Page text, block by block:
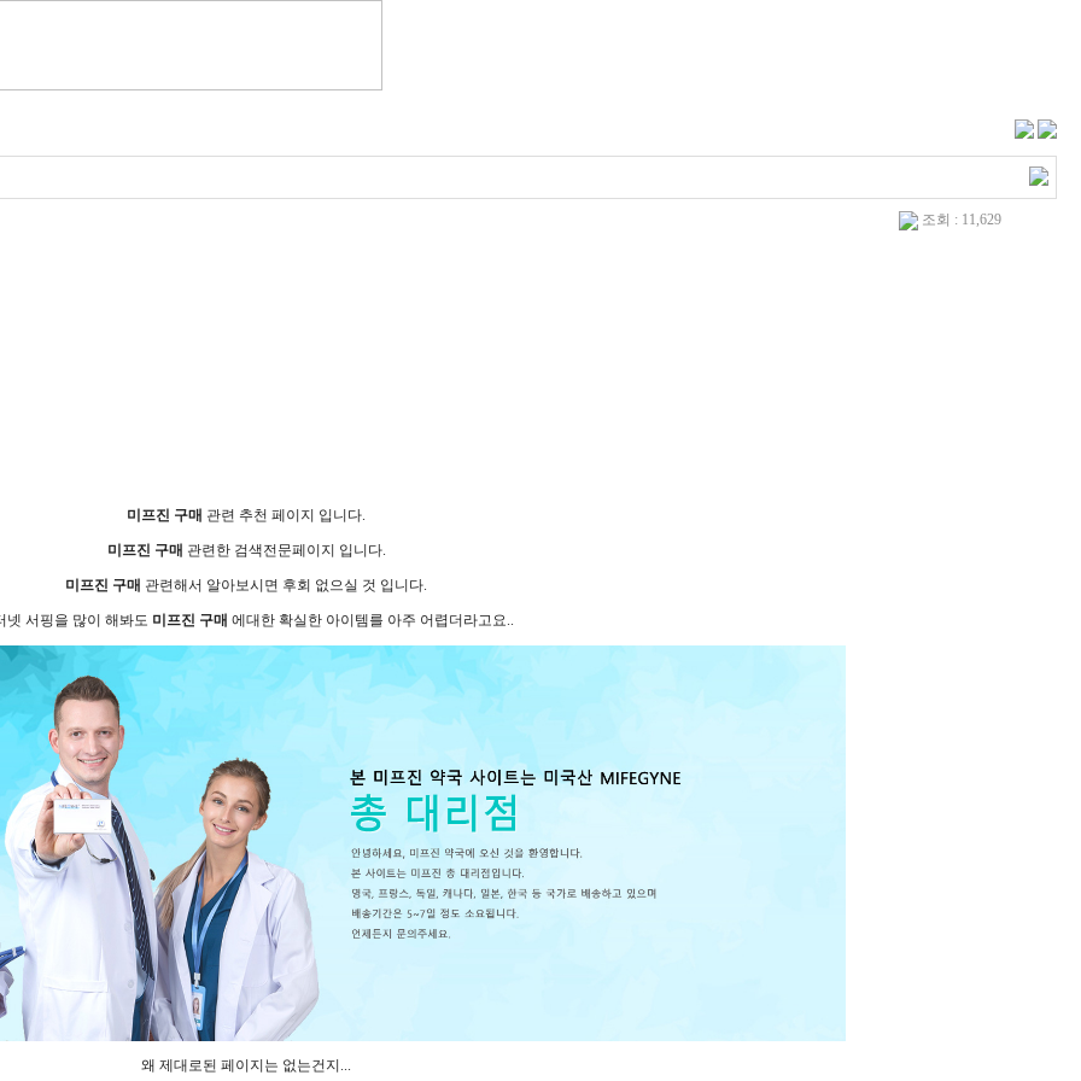
조회 : 11,629
미프진 구매 관련 추천 페이지 입니다.
미프진 구매 관련한 검색전문페이지 입니다.
미프진 구매 관련해서 알아보시면 후회 없으실 것 입니다.
넷 서핑을 많이 해봐도 미프진 구매 에대한 확실한 아이템를 아주 어렵더라고요..
왜 제대로된 페이지는 없는건지...